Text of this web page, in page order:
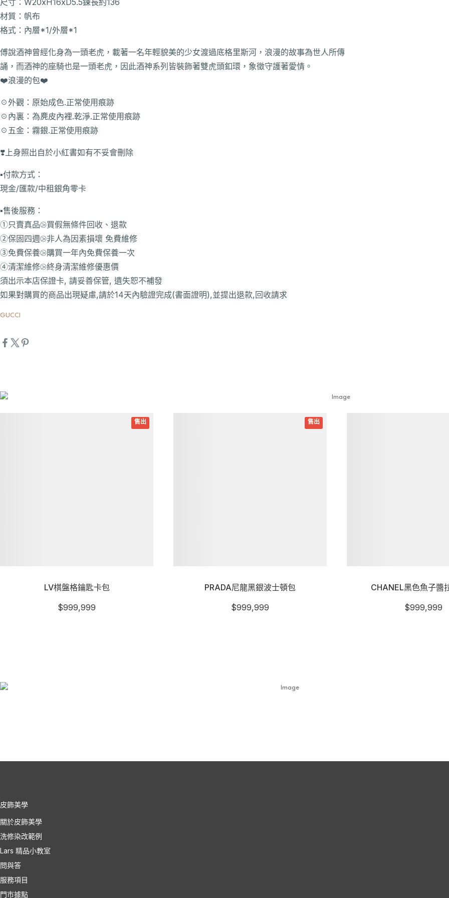
材質：帆布
格式：內層*1/外層*1
傅說酒神曾經化身為一頭老虎，載著一名年輕貌美的少女渡過底格里斯河，浪漫的故事為世人所傳
誦，而酒神的座騎也是一頭老虎，因此酒神系列皆裝飾著雙虎頭釦環，象徵守護著愛情。
❤️浪漫的包❤️
☉外觀：原始成色.正常使用痕跡
☉內裏：為麂皮內裡.乾淨.正常使用痕跡
☉五金：霧銀.正常使用痕跡
❣️上身照出自於小紅書如有不妥會刪除
▪️付款方式：
現金/匯款/中租銀角零卡
▪️售後服務：
①只賣真品⧁買假無條件回收、退款
②保固四週⧁非人為因素損壞 免費維修
③免費保養⧁購買一年內免費保養一次
④清潔維修⧁終身清潔維修優惠價
須出示本店保證卡, 請妥善保管, 遺失恕不補發
如果對購買的商品出現疑慮,請於14天內驗證完成(書面證明),並提出退款,回收請求
GUCCI
LV棋盤格鑰匙卡包
$999,999
PRADA尼龍黑銀波士頓包
$999,999
CHANEL黑色魚子醬
$999,999
皮飾美學
關於皮飾美學
洗修染改範例
Lars 精品小教室
問與答
服務項目
門市據點